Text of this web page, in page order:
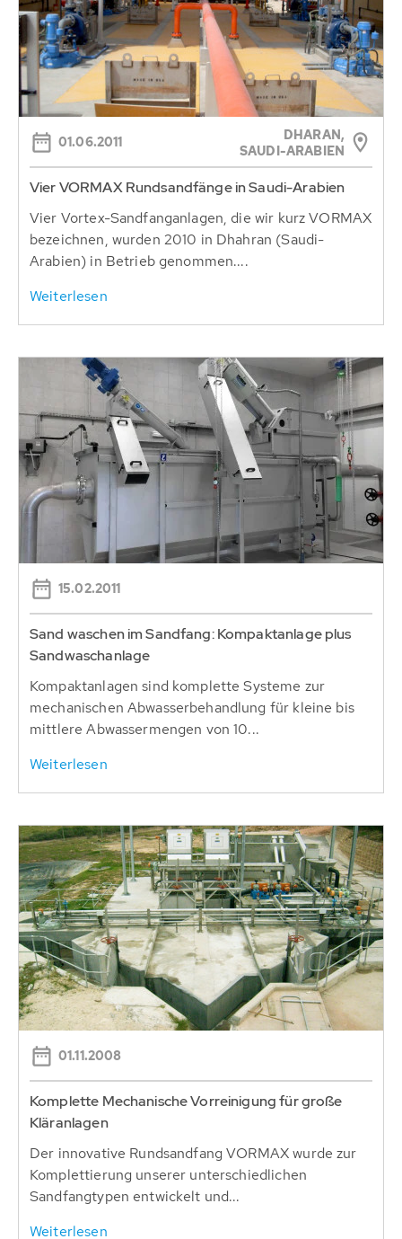
01.06.2011
DHARAN,
SAUDI-ARABIEN
Vier VORMAX Rundsandfänge in Saudi-Arabien
Vier Vortex-Sandfanganlagen, die wir kurz VORMAX
bezeichnen, wurden 2010 in Dhahran (Saudi-
Arabien) in Betrieb genommen....
Weiterlesen
15.02.2011
Sand waschen im Sandfang: Kompaktanlage plus
Sandwaschanlage
Kompaktanlagen sind komplette Systeme zur
mechanischen Abwasserbehandlung für kleine bis
mittlere Abwassermengen von 10...
Weiterlesen
01.11.2008
Komplette Mechanische Vorreinigung für große
Kläranlagen
Der innovative Rundsandfang VORMAX wurde zur
Komplettierung unserer unterschiedlichen
Sandfangtypen entwickelt und...
Weiterlesen